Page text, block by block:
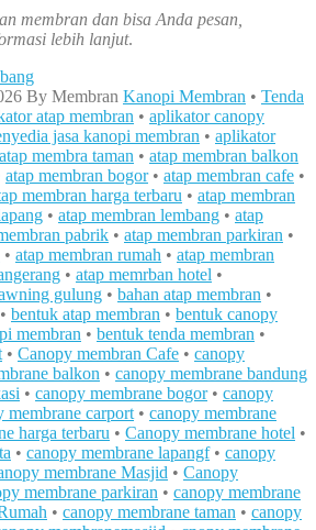
membran dan bisa Anda pesan,
lebih lanjut.
By Membran Kanopi Membran • Tenda
atap membran • aplikator canopy
jasa kanopi membran • aplikator
atap membra taman • atap membran balkon
atap membran bogor• atap membran cafe •
membran harga terbaru • atap membran
• atap membran lembang • atap
pabrik • atap membran parkiran •
• atap membran rumah • atap membran
• atap memrban hotel •
gulung • bahan atap membran •
• bentuk atap membran • bentuk canopy
membran • bentuk tenda membran •
• Canopy membran Cafe • canopy
balkon • canopy membrane bandung
• canopy membrane bogor• canopy
membrane carport • canopy membrane
harga terbaru • Canopy membrane hotel •
• canopy membrane lapangf• canopy
membrane Masjid • Canopy
membrane parkiran • canopy membrane
• canopy membrane taman • canopy